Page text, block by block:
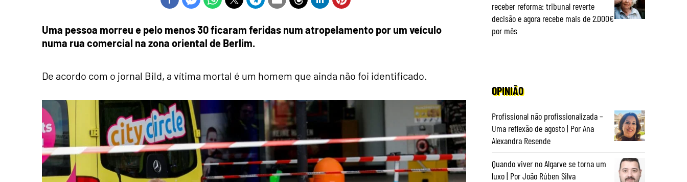
Uma pessoa morreu e pelo menos 30 ficaram feridas num atropelamento por um veículo
numa rua comercial na zona oriental de Berlim.
De acordo com o jornal Bild, a vítima mortal é um homem que ainda não foi identificado.
receber reforma: tribunal reverte
decisão e agora recebe mais de 2.000€
por mês
OPINIÃO
Profissional não profissionalizada –
Uma reflexão de agosto | Por Ana
Alexandra Resende
Quando viver no Algarve se torna um
luxo | Por João Rúben Silva